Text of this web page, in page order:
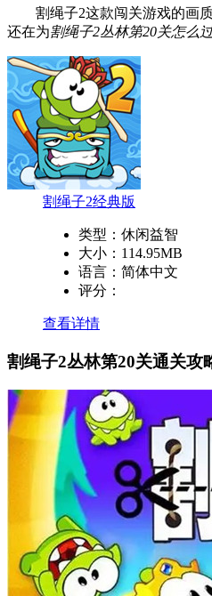
割绳子2这款闯关游戏的画质
还在为割绳子2丛林第20关怎么
割绳子2经典版
类型： 休闲益智
大小： 114.95MB
语言： 简体中文
评分：
查看详情
割绳子2丛林第20关通关攻